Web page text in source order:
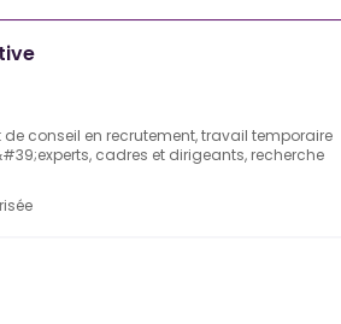
conseil en recrutement, travail temporaire
cadres et dirigeants, recherche